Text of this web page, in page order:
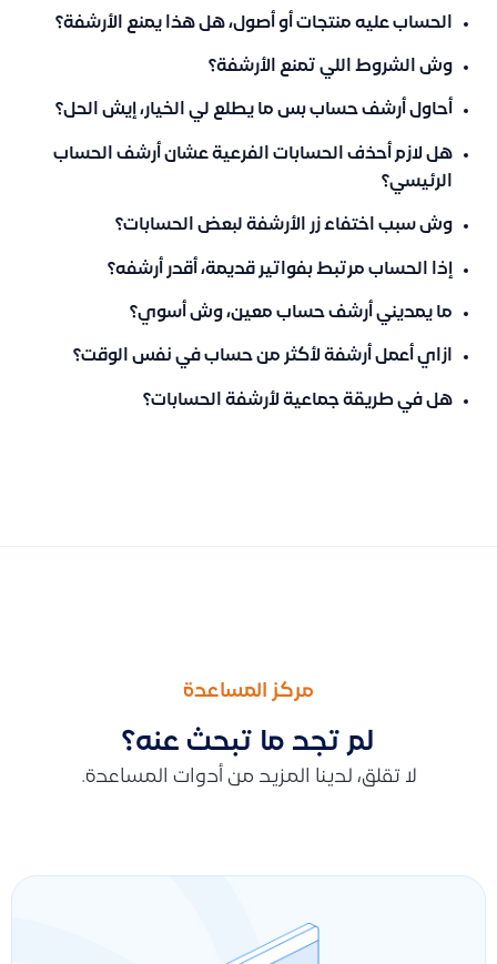
الحساب عليه منتجات أو أصول، هل هذا يمنع الأرشفة؟
وش الشروط اللي تمنع الأرشفة؟
أحاول أرشف حساب بس ما يطلع لي الخيار، إيش الحل؟
هل لازم أحذف الحسابات الفرعية عشان أرشف الحساب
الرئيسي؟
وش سبب اختفاء زر الأرشفة لبعض الحسابات؟
إذا الحساب مرتبط بفواتير قديمة، أقدر أرشفه؟
ما يمديني أرشف حساب معين، وش أسوي؟
ازاي أعمل أرشفة لأكثر من حساب في نفس الوقت؟
هل في طريقة جماعية لأرشفة الحسابات؟
مركز المساعدة
لم تجد ما تبحث عنه؟
لا تقلق، لدينا المزيد من أدوات المساعدة.